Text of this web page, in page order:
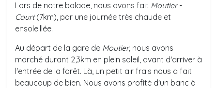
Lors de notre balade, nous avons fait Moutier-
Court(7km), par une journée très chaude et
ensoleillée.
Au départ de la gare de Moutier, nous avons
marché durant 2,3km en plein soleil, avant d'arriver à
l'entrée de la forêt. Là, un petit air frais nous a fait
beaucoup de bien. Nous avons profité d'un banc à